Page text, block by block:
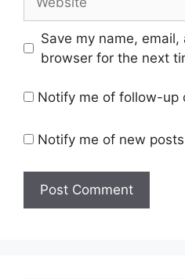
Save my name,
browser for the next
Notify me of follow-up
Notify me of new